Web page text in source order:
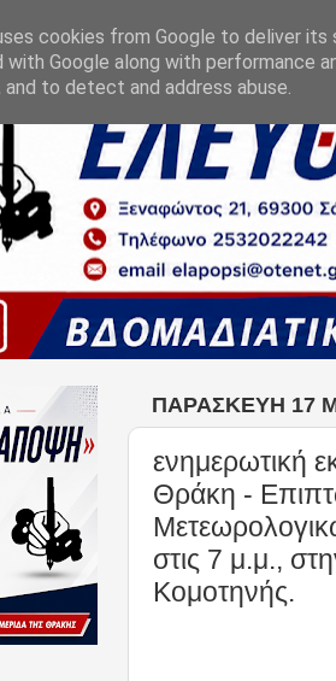
ΠΑΡΑΣΚΕΥΉ 17
ενημερωτική
Θράκη -
στις 7 μ.μ.,
Κομοτηνής.
cookies from Google to deliver its
with Google along with performance
to detect and address abuse.